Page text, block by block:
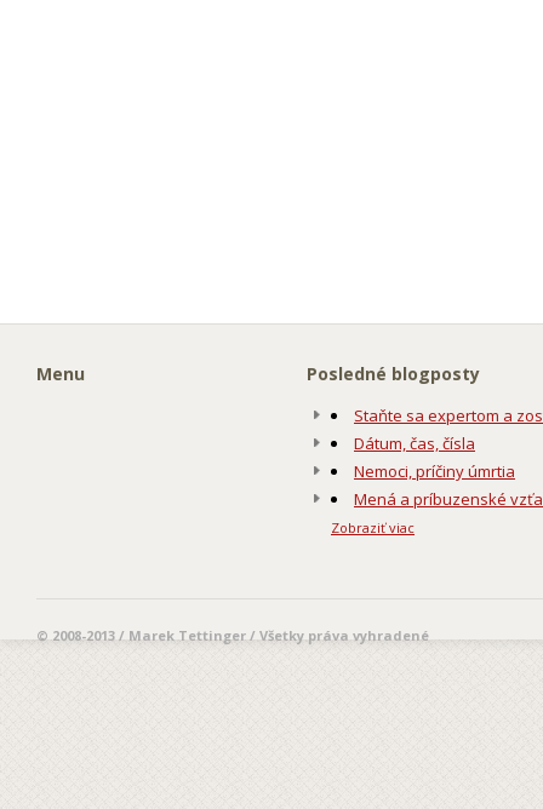
Menu Posledné blogposty
Staňte sa expertom a
Dátum, čas, čísla
Nemoci, príčiny úmrtia
Mená a príbuzenské
Zobraziť viac
© 2008-2013 / Marek Tettinger / Všetky práva vyhradené